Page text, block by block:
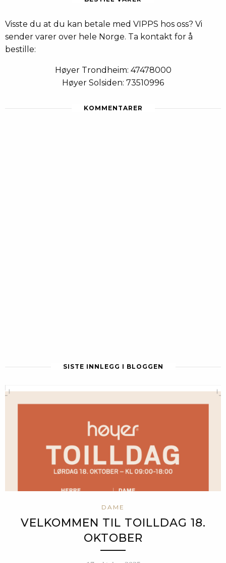
Visste du at du kan betale med VIPPS hos oss? Vi
sender varer over hele Norge. Ta kontakt for å
bestille:
Høyer Trondheim: 47478000
Høyer Solsiden: 73510996
KOMMENTARER
SISTE INNLEGG I BLOGGEN
DAME
VELKOMMEN TIL TOILLDAG 18.
OKTOBER